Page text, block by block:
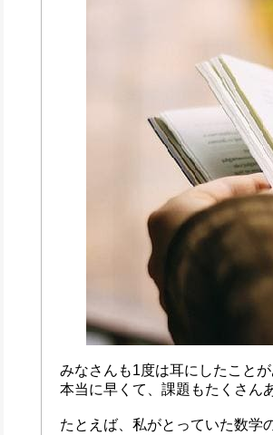
みなさんも1度は耳にしたこと
本当に早くて、課題もたくさん
たとえば、私がとっていた数学